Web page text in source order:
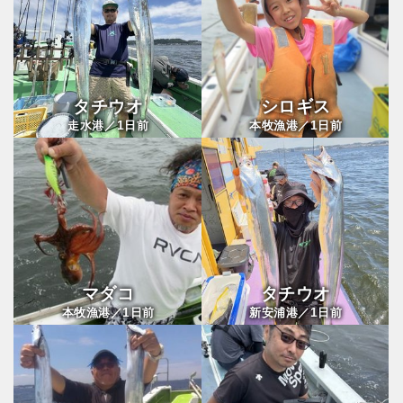
タチウオ
走水港／1日前
シロギス
本牧漁港／1日前
マダコ
本牧漁港／1日前
タチウオ
新安浦港／1日前